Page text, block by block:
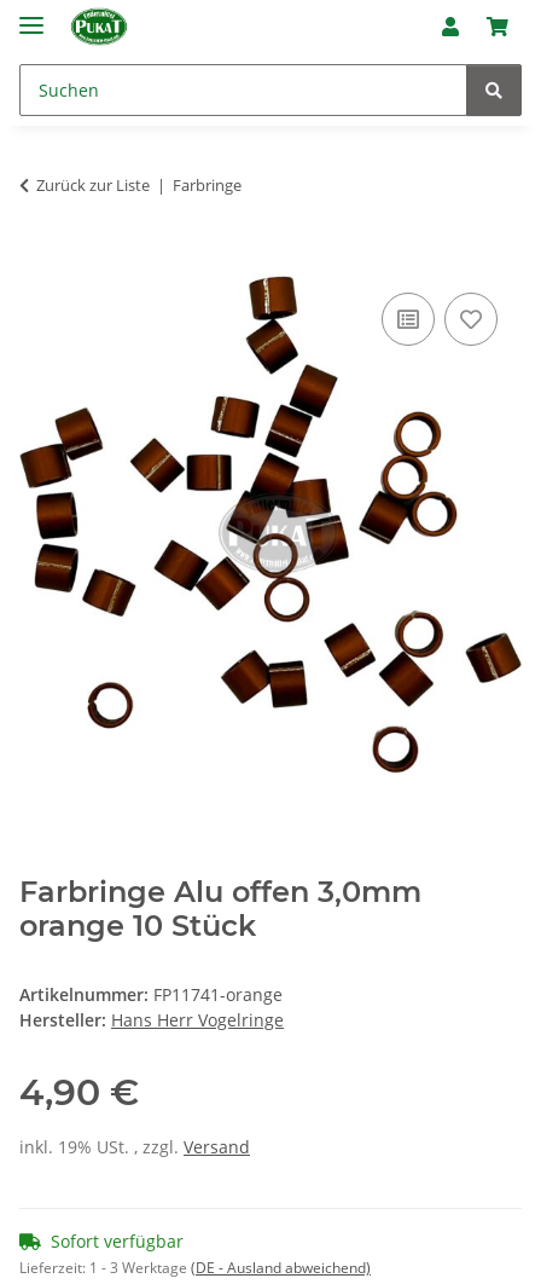
Zurück zur Liste Farbringe
Farbringe Alu offen 3,0mm
orange 10 Stück
Artikelnummer: FP11741-orange
Hersteller: Hans Herr Vogelringe
4,90 €
inkl. 19% USt. , zzgl. Versand
Sofort verfügbar
Lieferzeit: 1 - 3 Werktage (DE - Ausland abweichend)